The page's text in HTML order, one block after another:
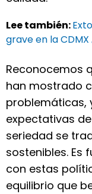
Lee también:
grave en la
Reconocemos
han mostrado
problemáticas,
expectativas
seriedad se
sostenibles. Es
con estas
equilibrio que